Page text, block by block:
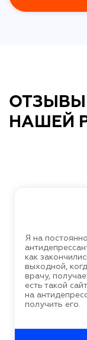
ОТЗЫВЫ
НАШЕЙ
Я на
как
выходной,
врачу,
есть такой
на
получить его.